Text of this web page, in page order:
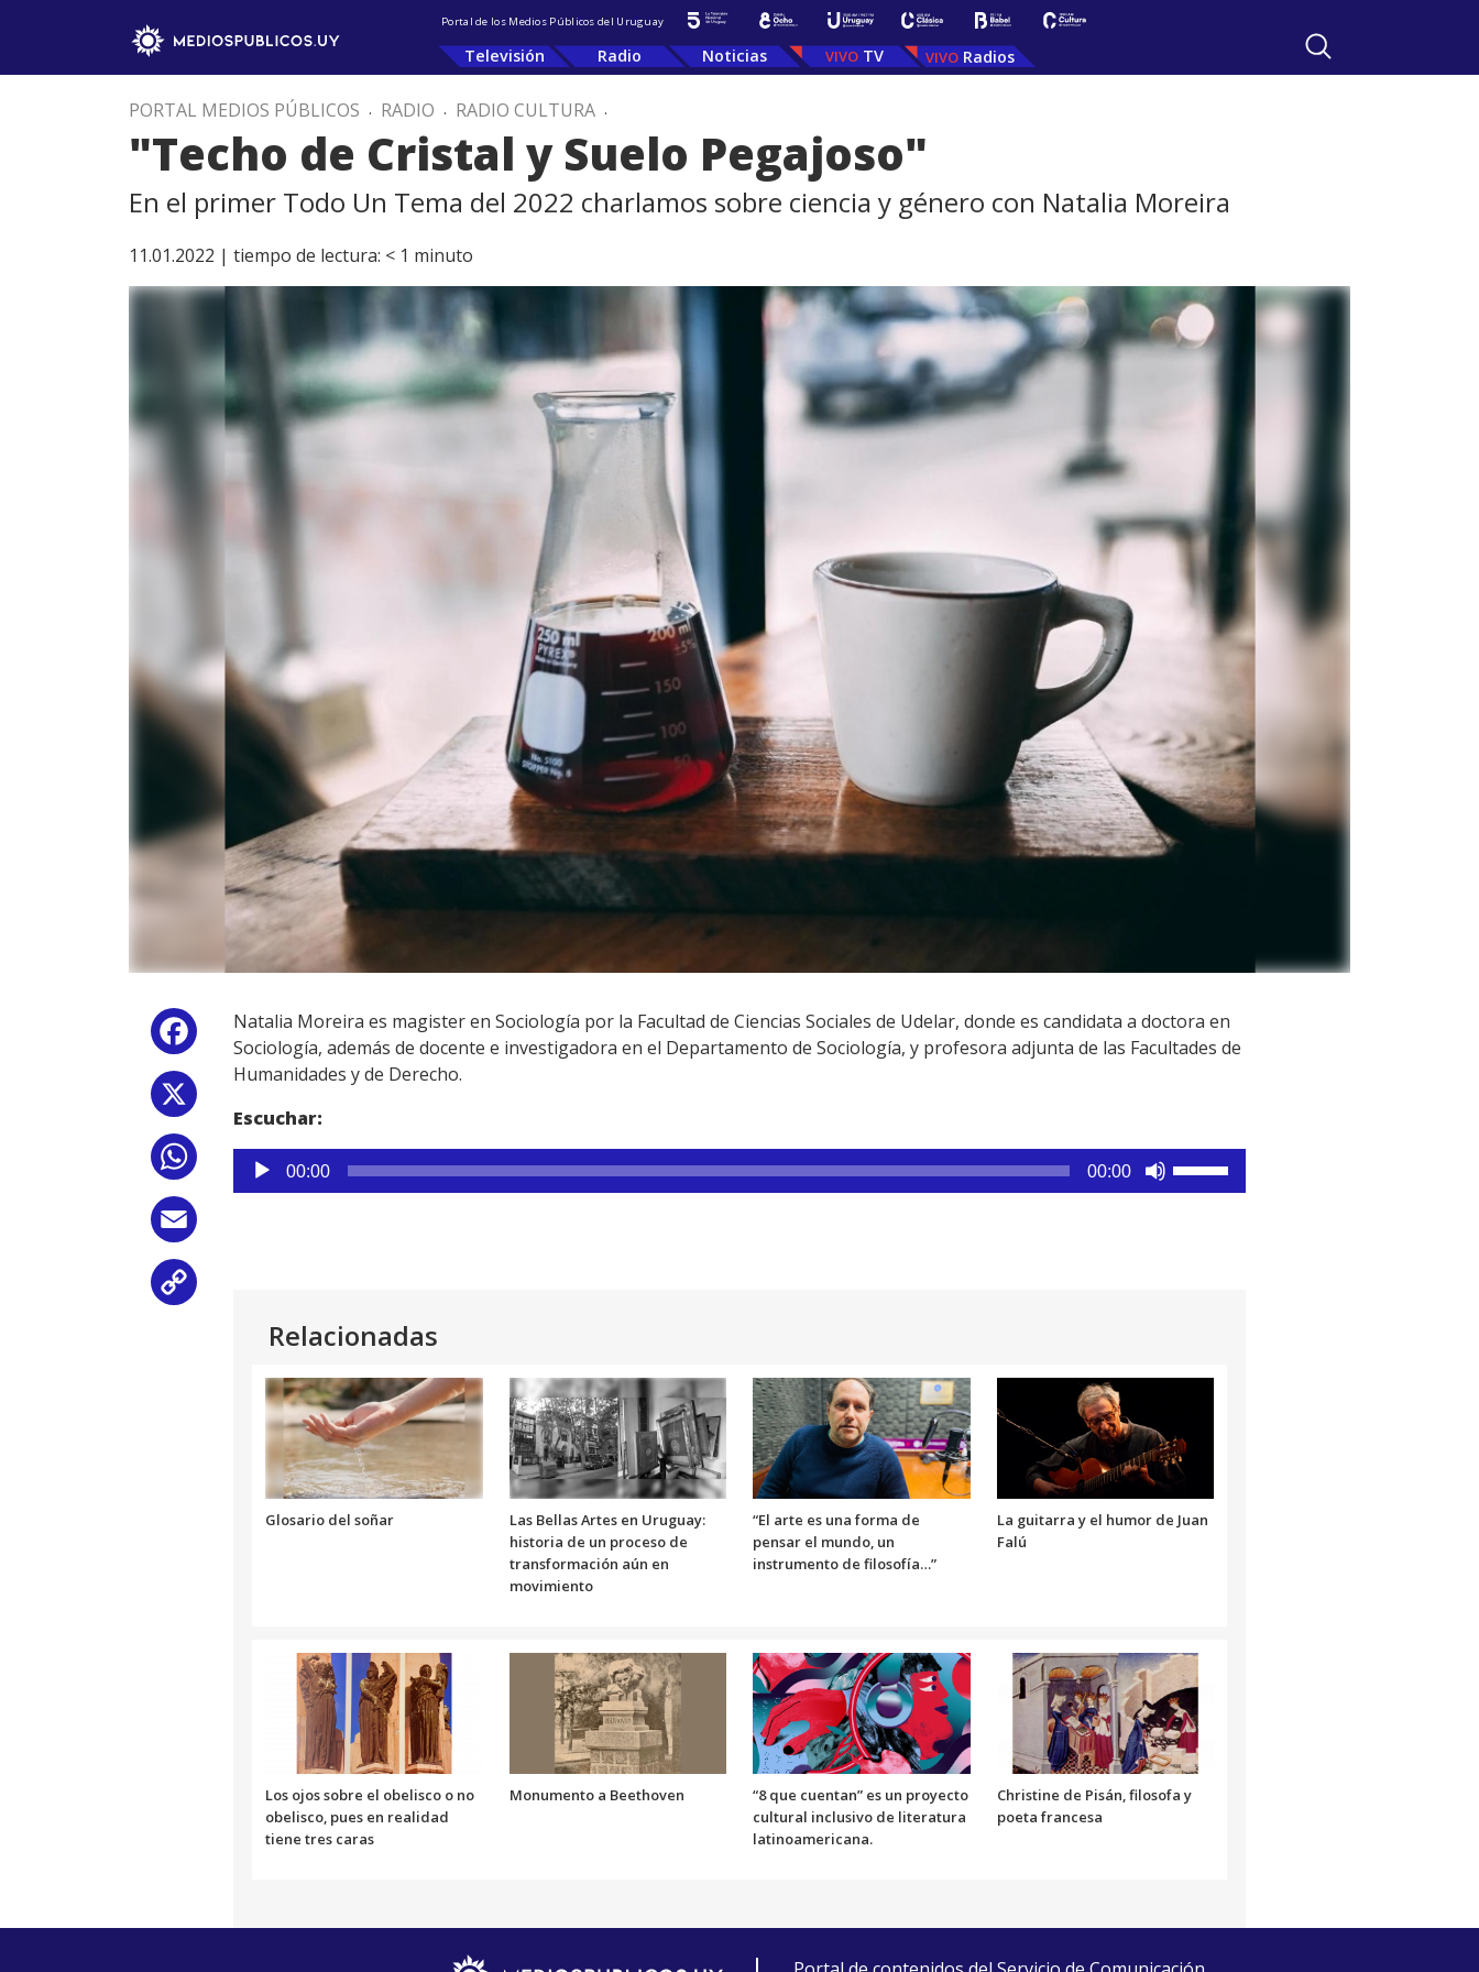
Portal de los Medios Públicos del Uruguay
Televisión Radio Noticias TV Radios
PORTAL MEDIOS PÚBLICOS . RADIO . RADIO CULTURA .
"Techo de Cristal y Suelo Pegajoso"
En el primer Todo Un Tema del 2022 charlamos sobre ciencia y género con Natalia Moreira
11.01.2022 | tiempo de lectura: < 1 minuto
Facebook
WhatsApp
Natalia Moreira es magister en Sociología por la Facultad de Ciencias Sociales de Udelar, donde es candidata a doctora en
Sociología, además de docente e investigadora en el Departamento de Sociología, y profesora adjunta de las Facultades de
Humanidades y de Derecho.
Escuchar:
Reproductor
de
00:00 00:00
volumen.
Relacionadas
Glosario del soñar
Las Bellas Artes en Uruguay:
historia de un proceso de
transformación aún en
movimiento
“El arte es una forma de
pensar el mundo, un
instrumento de filosofía…”
La guitarra y el humor de Juan
Falú
Los ojos sobre el obelisco o no
obelisco, pues en realidad
tiene tres caras
Monumento a Beethoven
“8 que cuentan” es un proyecto
cultural inclusivo de literatura
latinoamericana.
Christine de Pisán, filosofa y
poeta francesa